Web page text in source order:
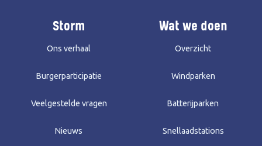
Storm
Ons verhaal
Burgerparticipatie
Veelgestelde vragen
Nieuws
Wat we doen
Overzicht
Windparken
Batterijparken
Snellaadstations